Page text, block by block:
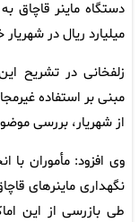
میلیارد ریال در شهریار
زلفخانی در تشریح
مبنی بر استفاده
از شهریار، بررسی
وی افزود: مأموران با
نگهداری ماینرهای